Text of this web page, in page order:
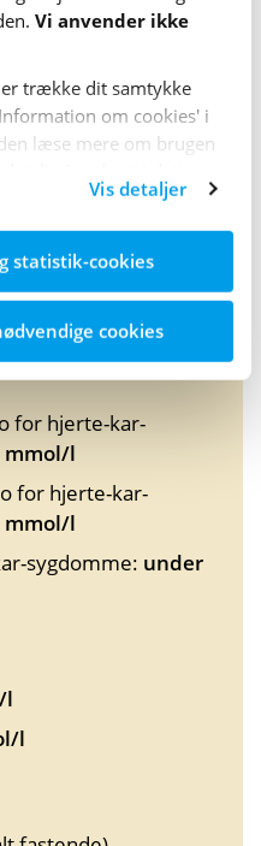
Vi anvender ikke
trække dit samtykke
om cookies' i
læse mere om brugen
Vis detaljer
statistik-cookies
cookies
generelt for
anbefalingerne af,
hjerte-kar-
for at udvikle
for hjerte-kar-
mmol/l
for hjerte-kar-
mmol/l
sygdomme: under
l
l